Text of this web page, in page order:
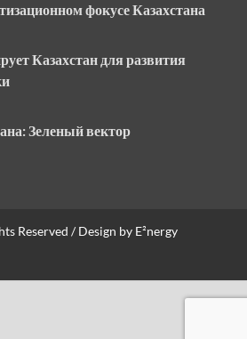
фокусе Казахстана
Казахстан для развития
Зеленый вектор
Reserved / Design by E²nergy